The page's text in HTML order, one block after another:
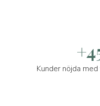
Kunder nöjda